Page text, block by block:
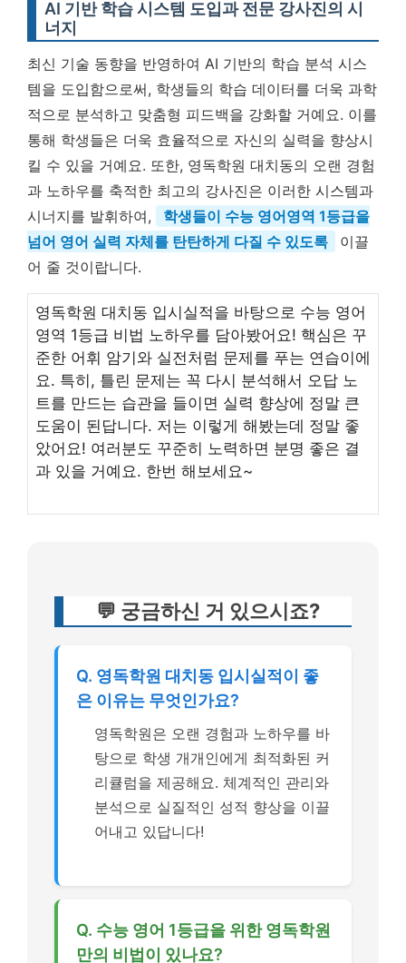
AI 기반 학습 시스템 도입과 전문 강사진의 시
너지
최신 기술 동향을 반영하여 AI 기반의 학습 분석 시스
템을 도입함으로써, 학생들의 학습 데이터를 더욱 과학
적으로 분석하고 맞춤형 피드백을 강화할 거예요. 이를
통해 학생들은 더욱 효율적으로 자신의 실력을 향상시
킬 수 있을 거예요. 또한, 영독학원 대치동의 오랜 경험
과 노하우를 축적한 최고의 강사진은 이러한 시스템과
시너지를 발휘하여,
학생들이 수능 영어영역 1등급을
넘어 영어 실력 자체를 탄탄하게 다질 수 있도록
이끌
어 줄 것이랍니다.
영독학원 대치동 입시실적을 바탕으로 수능 영어
영역 1등급 비법 노하우를 담아봤어요! 핵심은 꾸
준한 어휘 암기와 실전처럼 문제를 푸는 연습이에
요. 특히, 틀린 문제는 꼭 다시 분석해서 오답 노
트를 만드는 습관을 들이면 실력 향상에 정말 큰
도움이 된답니다. 저는 이렇게 해봤는데 정말 좋
았어요! 여러분도 꾸준히 노력하면 분명 좋은 결
과 있을 거예요. 한번 해보세요~
💬 궁금하신 거 있으시죠?
Q. 영독학원 대치동 입시실적이 좋
은 이유는 무엇인가요?
영독학원은 오랜 경험과 노하우를 바
탕으로 학생 개개인에게 최적화된 커
리큘럼을 제공해요. 체계적인 관리와
분석으로 실질적인 성적 향상을 이끌
어내고 있답니다!
Q. 수능 영어 1등급을 위한 영독학원
만의 비법이 있나요?